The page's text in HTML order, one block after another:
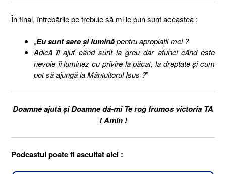
În final, întrebările pe trebuie să mi le pun sunt aceastea :
„Eu sunt sare și luminăpentru apropiații mei ?
Adică îi ajut când sunt la greu dar atunci când este
nevoie îi luminez cu privire la păcat, la dreptate și cum
pot să ajungă la Mântuitorul Isus ?”
Doamne ajută și Doamne dă-mi Te rog frumos victoria TA
! Amin !
Podcastul poate fi ascultat aici :